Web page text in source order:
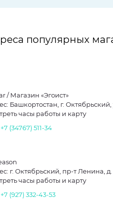
популярных
/ Магазин «Эгоист»
Башкортостан, г. Октябрьский,
часы работы и карту
+7 (34767) 511-34
г. Октябрьский, пр-т Ленина, д.
часы работы и карту
+7 (927) 332-43-53